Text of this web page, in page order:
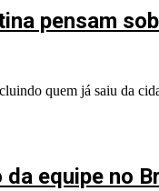
pensam
quem já saiu da
equipe no